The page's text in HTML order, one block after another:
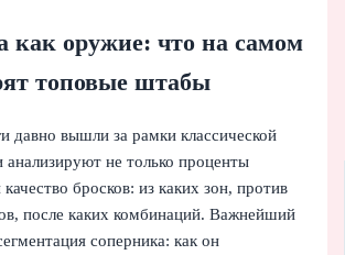
как оружие: что на самом
топовые штабы
давно вышли за рамки классической
анализируют не только проценты
бросков: из каких зон, против
после каких комбинаций. Важнейший
соперника: как он